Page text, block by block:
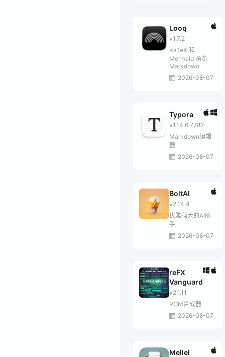
Looq
v1.7.2
KaTeX 和
Mermaid 预览
Markdown
2026-08-07
Typora
v1.14.6.7782
Markdown编辑
器
2026-08-07
BoltAI
v2.14.4
优雅强大的AI助
手
2026-08-07
reFX
Vanguard
v2.1.11
ROM合成器
2026-08-07
Mellel